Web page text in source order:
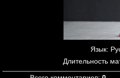
Язык:
Длительность